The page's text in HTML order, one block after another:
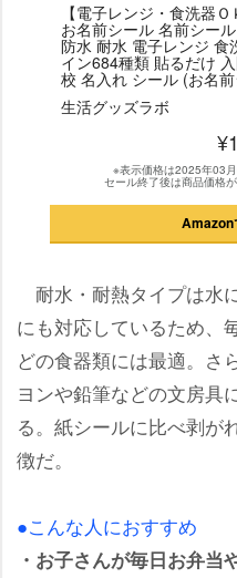
【電子レンジ・食洗器
お名前シール 名前シー
防水 耐水 電子レンジ 食
イン684種類 貼るだけ
校 名入れ シール (お名
生活グッズラボ
※表示価格は2025年03
セール終了後は商品価格
Amazon
耐水・耐熱タイプは水
にも対応しているため、
どの食器類には最適。さ
ヨンや鉛筆などの文房具
る。紙シールに比べ剥が
徴だ。
●こんな人におすすめ
・お子さんが毎日お弁当